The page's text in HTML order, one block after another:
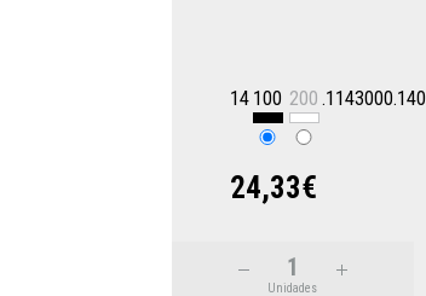
14 100 200 .1143000.140
24,33€
Unidades